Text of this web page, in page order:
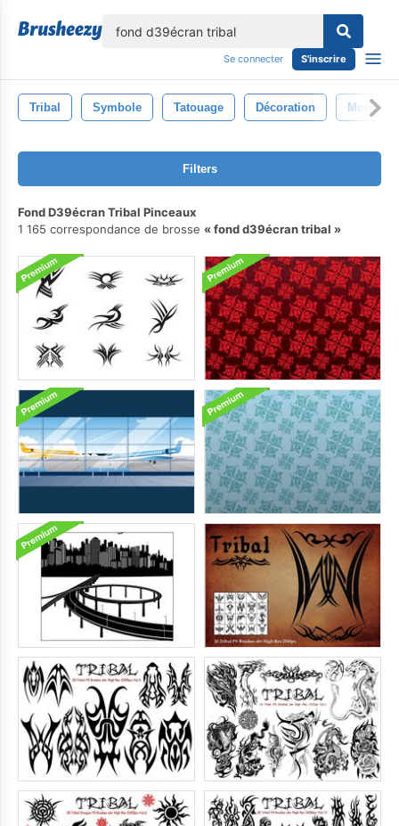
Se connecter S'inscrire
Tribal Symbole Tatouage Décoration Modèle
Filters
Fond D39écran Tribal Pinceaux
1 165 correspondance de brosse
fond d39écran tribal